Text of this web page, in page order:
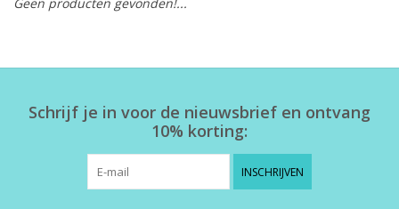
Accessoires
Home deco
SALE
Schrijf je in voor de nieuwsbrief en ontvang
10% korting:
INSCHRIJVEN